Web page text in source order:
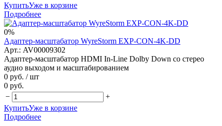
КупитьУже в корзине
Подробнее
0%
Адаптер-масштабатор WyreStorm EXP-CON-4K-DD
Арт.: AV00009302
Адаптер-масштабатор HDMI In-Line Dolby Down со стерео
аудио выходом и масштабированием
0 руб. / шт
0 руб.
−
+
КупитьУже в корзине
Подробнее